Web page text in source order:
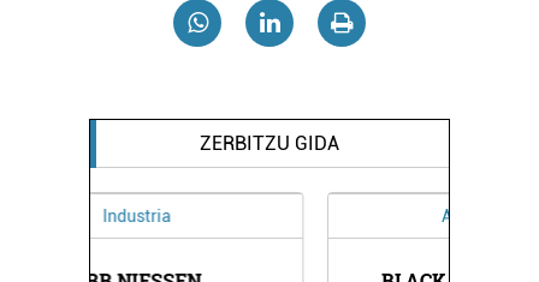
ZERBITZU GIDA